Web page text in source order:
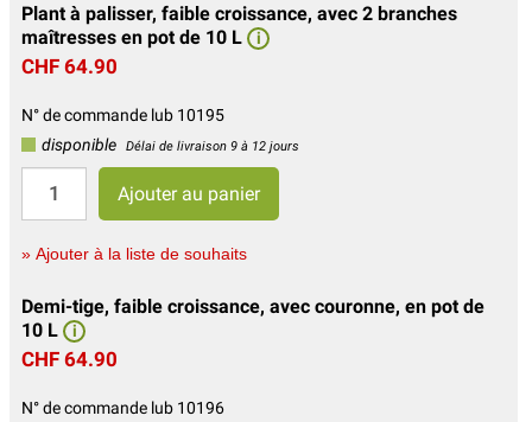
Plant à palisser, faible croissance, avec 2 branches
maîtresses en pot de 10 L
i
CHF 64.90
N° de commande lub 10195
disponible
Délai de livraison 9 à 12 jours
» Ajouter à la liste de souhaits
Demi-tige, faible croissance, avec couronne, en pot de
10 L
i
CHF 64.90
N° de commande lub 10196